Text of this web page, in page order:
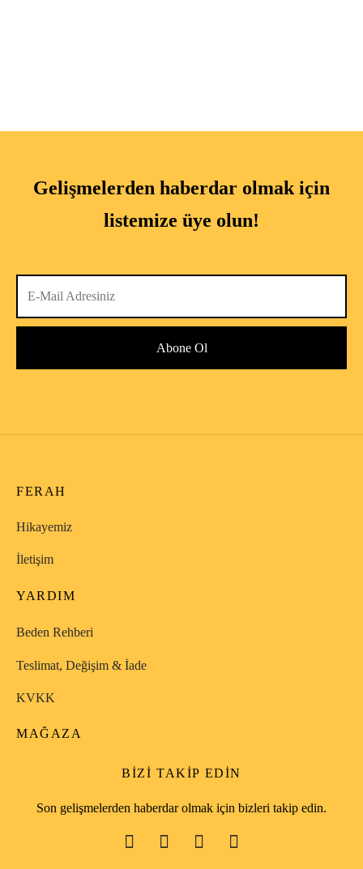
Gelişmelerden haberdar olmak için
listemize üye olun!
FERAH
Hikayemiz
İletişim
YARDIM
Beden Rehberi
Teslimat, Değişim & İade
KVKK
MAĞAZA
BIZI TAKIP EDIN
Son gelişmelerden haberdar olmak için bizleri takip edin.